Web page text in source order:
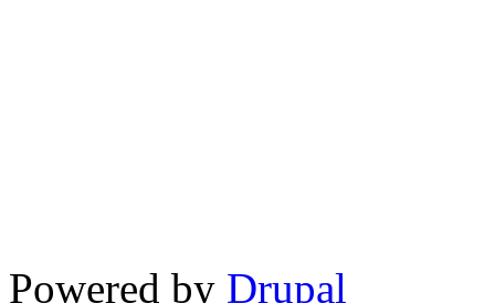
Powered by Drupal